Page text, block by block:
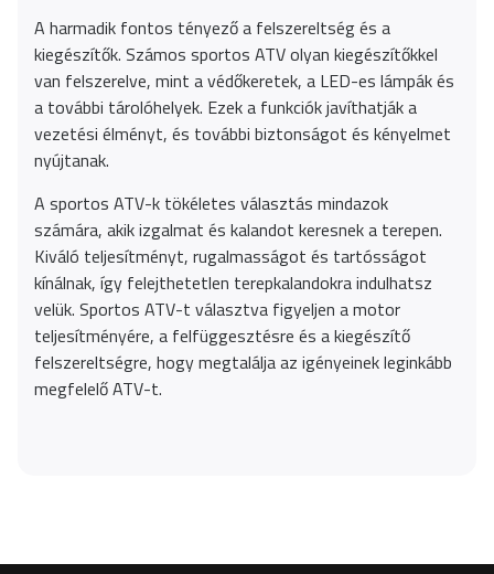
A harmadik fontos tényező a felszereltség és a
kiegészítők. Számos sportos ATV olyan kiegészítőkkel
van felszerelve, mint a védőkeretek, a LED-es lámpák és
a további tárolóhelyek. Ezek a funkciók javíthatják a
vezetési élményt, és további biztonságot és kényelmet
nyújtanak.
A sportos ATV-k tökéletes választás mindazok
számára, akik izgalmat és kalandot keresnek a terepen.
Kiváló teljesítményt, rugalmasságot és tartósságot
kínálnak, így felejthetetlen terepkalandokra indulhatsz
velük. Sportos ATV-t választva figyeljen a motor
teljesítményére, a felfüggesztésre és a kiegészítő
felszereltségre, hogy megtalálja az igényeinek leginkább
megfelelő ATV-t.